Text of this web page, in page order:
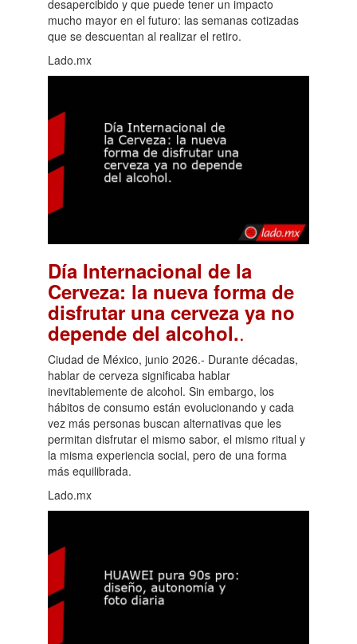
desapercibido y que puede tener un impacto
mucho mayor en el futuro: las semanas cotizadas
que se descuentan al realizar el retiro.
Lado.mx
Día Internacional de la
Cerveza: la nueva forma de
disfrutar una cerveza ya no
depende del alcohol..
Ciudad de México, junio 2026.- Durante décadas,
hablar de cerveza significaba hablar
inevitablemente de alcohol. Sin embargo, los
hábitos de consumo están evolucionando y cada
vez más personas buscan alternativas que les
permitan disfrutar el mismo sabor, el mismo ritual y
la misma experiencia social, pero de una forma
más equilibrada.
Lado.mx